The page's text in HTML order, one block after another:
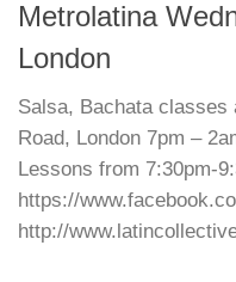
Metrolatina
London
Salsa, Bachata classes
Road, London 7pm –
Lessons from 7:30pm-
https://
http://